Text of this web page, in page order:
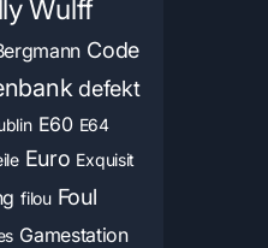
Wulff
Code
defekt
E60 E64
Euro Exquisit
filou Foul
Gamestation